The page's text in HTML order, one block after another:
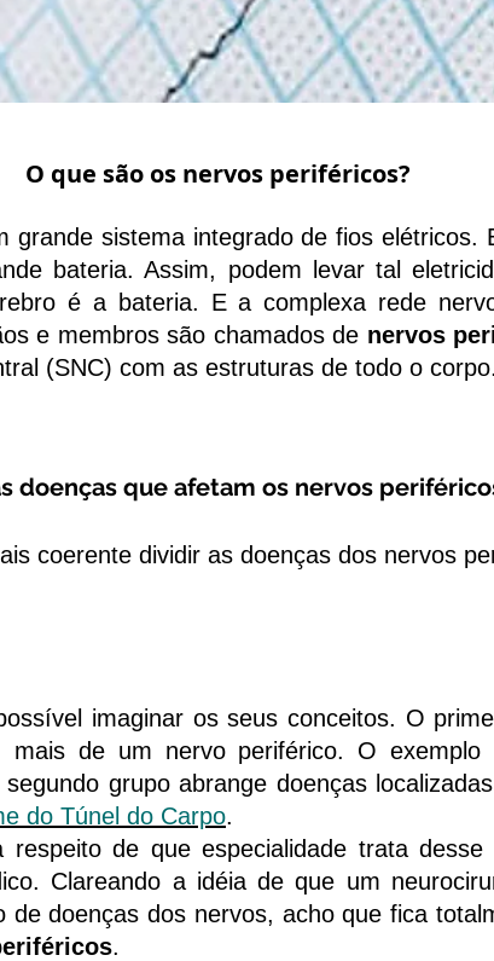
O que são os nervos periféricos?
sistema integrado de fios elétricos.
bateria. Assim, podem levar tal
é a bateria. E a complexa rede
e membros são chamados de nervos
(SNC) com as estruturas de todo o corpo.
doenças que afetam os nervos
coerente dividir as doenças dos nervos
imaginar os seus conceitos. O
mais de um nervo periférico. O
grupo abrange doenças
do Túnel do Carpo.
de que especialidade trata desse
Clareando a idéia de que um
doenças dos nervos, acho que fica
.